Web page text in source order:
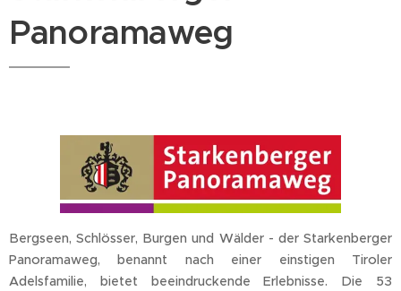
Panoramaweg
Bergseen, Schlösser, Burgen und Wälder - der Starkenberger
Panoramaweg, benannt nach einer einstigen Tiroler
Adelsfamilie, bietet beeindruckende Erlebnisse. Die 53